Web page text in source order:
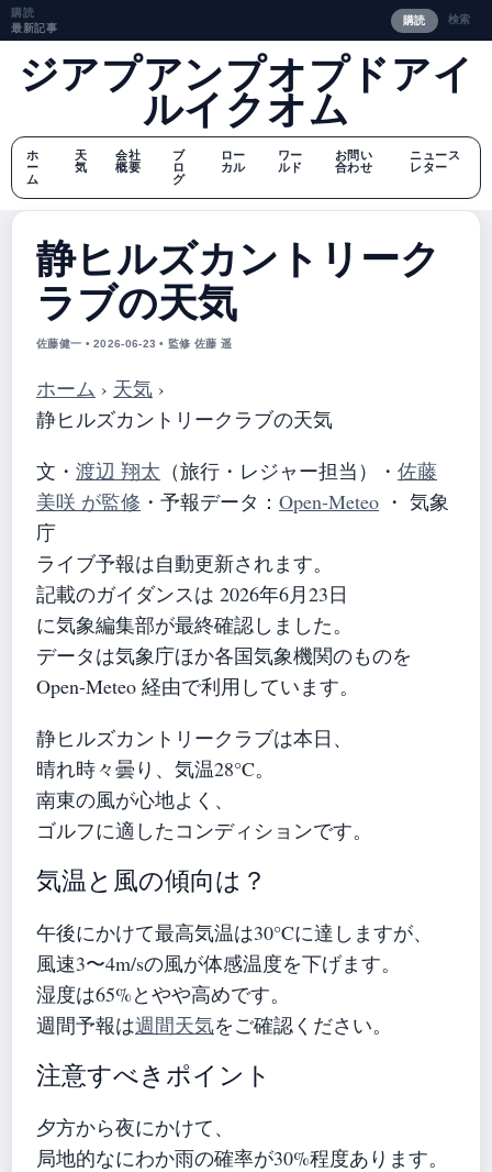
購読
最新記事
購読 検索
ジアプアンプオプドアイ
ルイクオム
ホ
ー
ム
天
気
会社
概要
ブ
ロ
グ
ロー
カル
ワー
ルド
お問い
合わせ
ニュース
レター
静ヒルズカントリーク
ラブの天気
佐藤健一 • 2026-06-23 • 監修 佐藤 遥
ホーム › 天気 ›
静ヒルズカントリークラブの天気
文・ 渡辺 翔太 （旅行・レジャー担当） ・ 佐藤
美咲 が監修 ・ 予報データ： Open-Meteo ・ 気象
庁
ライブ予報は自動更新されます。
記載のガイダンスは 2026年6月23日
に気象編集部が最終確認しました。
データは気象庁ほか各国気象機関のものを
Open-Meteo 経由で利用しています。
静ヒルズカントリークラブは本日、
晴れ時々曇り、気温28°C。
南東の風が心地よく、
ゴルフに適したコンディションです。
気温と風の傾向は？
午後にかけて最高気温は30°Cに達しますが、
風速3〜4m/sの風が体感温度を下げます。
湿度は65%とやや高めです。
週間予報は週間天気をご確認ください。
注意すべきポイント
夕方から夜にかけて、
局地的なにわか雨の確率が30%程度あります。